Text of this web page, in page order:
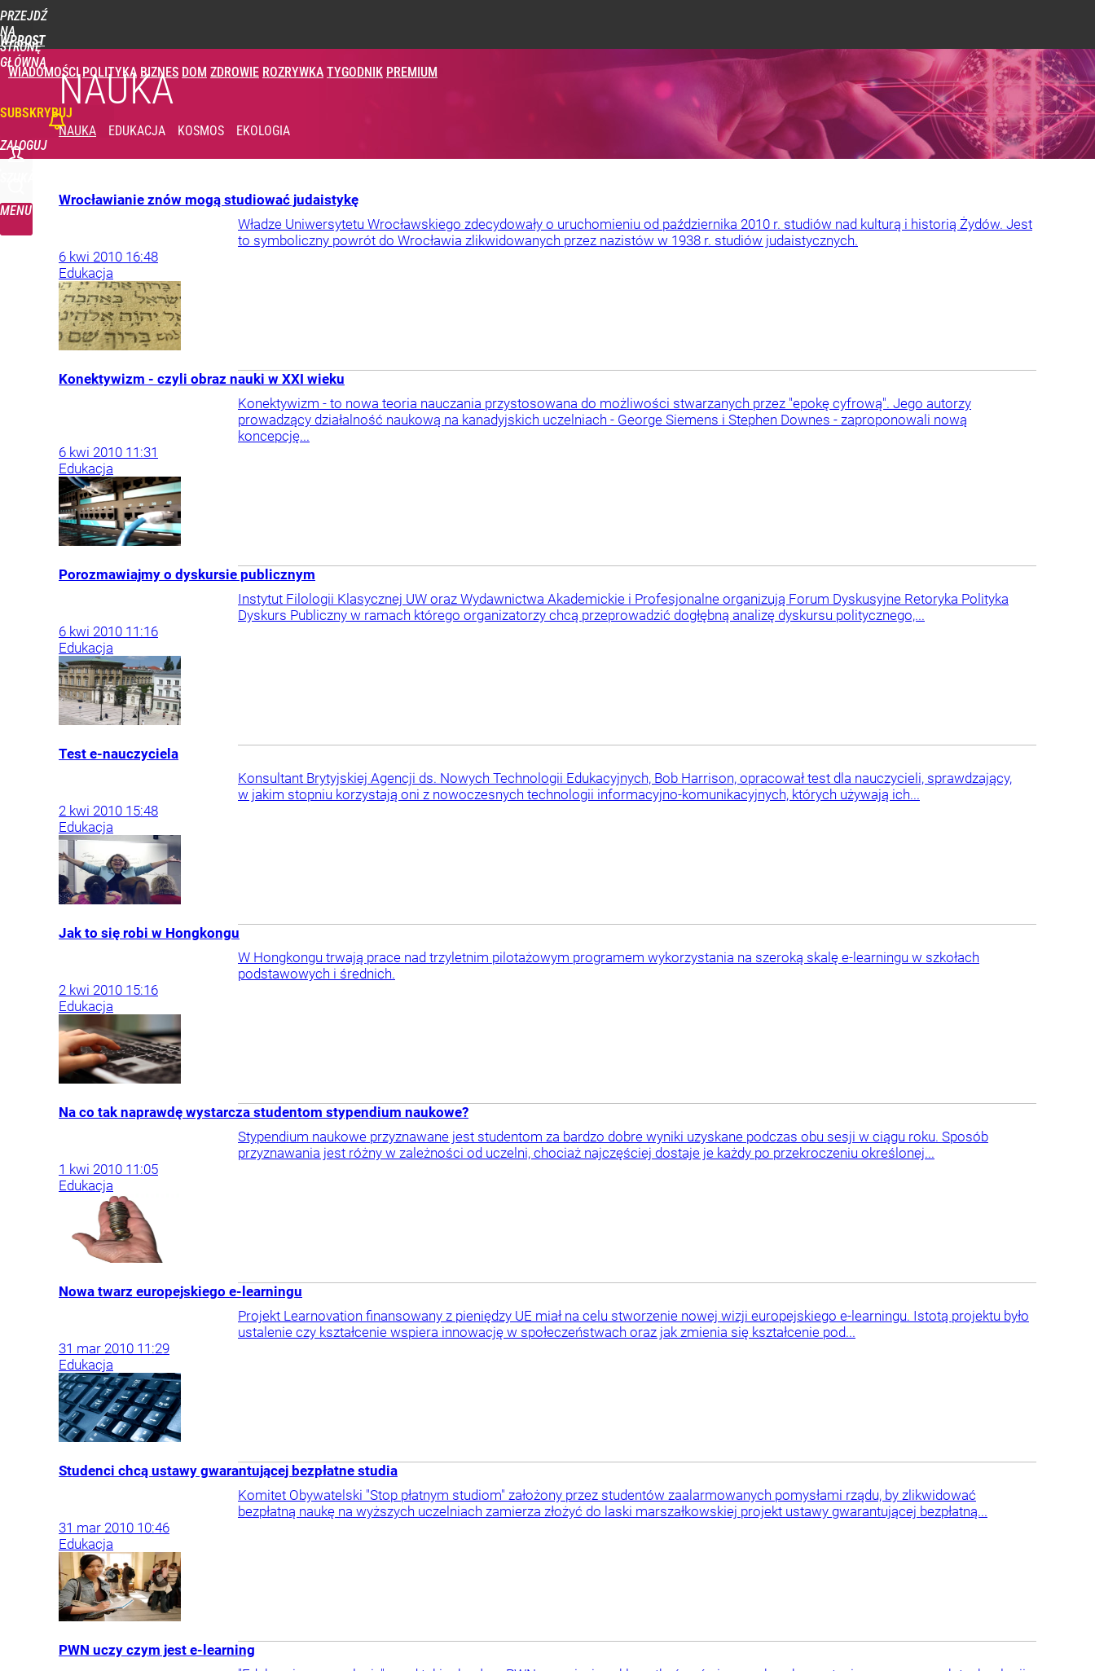
PRZEJDŹ
NA
STRONĘ
GŁÓWNĄ
WPROST
WIADOMOŚCI POLITYKA BIZNES DOM ZDROWIE ROZRYWKA TYGODNIK PREMIUM
SUBSKRYBUJ
ZALOGUJ
MENU
NAUKA
NAUKA EDUKACJA KOSMOS EKOLOGIA
Wrocławianie znów mogą studiować judaistykę
Władze Uniwersytetu Wrocławskiego zdecydowały o uruchomieniu od października 2010 r. studiów nad kulturą i historią Żydów. Jest
to symboliczny powrót do Wrocławia zlikwidowanych przez nazistów w 1938 r. studiów judaistycznych.
6 kwi 2010 16:48
Edukacja
Konektywizm - czyli obraz nauki w XXI wieku
Konektywizm - to nowa teoria nauczania przystosowana do możliwości stwarzanych przez "epokę cyfrową". Jego autorzy
prowadzący działalność naukową na kanadyjskich uczelniach - George Siemens i Stephen Downes - zaproponowali nową
koncepcję...
6 kwi 2010 11:31
Edukacja
Porozmawiajmy o dyskursie publicznym
Instytut Filologii Klasycznej UW oraz Wydawnictwa Akademickie i Profesjonalne organizują Forum Dyskusyjne Retoryka Polityka
Dyskurs Publiczny w ramach którego organizatorzy chcą przeprowadzić dogłębną analizę dyskursu politycznego,...
6 kwi 2010 11:16
Edukacja
Test e-nauczyciela
Konsultant Brytyjskiej Agencji ds. Nowych Technologii Edukacyjnych, Bob Harrison, opracował test dla nauczycieli, sprawdzający,
w jakim stopniu korzystają oni z nowoczesnych technologii informacyjno-komunikacyjnych, których używają ich...
2 kwi 2010 15:48
Edukacja
Jak to się robi w Hongkongu
W Hongkongu trwają prace nad trzyletnim pilotażowym programem wykorzystania na szeroką skalę e-learningu w szkołach
podstawowych i średnich.
2 kwi 2010 15:16
Edukacja
Na co tak naprawdę wystarcza studentom stypendium naukowe?
Stypendium naukowe przyznawane jest studentom za bardzo dobre wyniki uzyskane podczas obu sesji w ciągu roku. Sposób
przyznawania jest różny w zależności od uczelni, chociaż najczęściej dostaje je każdy po przekroczeniu określonej...
1 kwi 2010 11:05
Edukacja
Nowa twarz europejskiego e-learningu
Projekt Learnovation finansowany z pieniędzy UE miał na celu stworzenie nowej wizji europejskiego e-learningu. Istotą projektu było
ustalenie czy kształcenie wspiera innowację w społeczeństwach oraz jak zmienia się kształcenie pod...
31 mar 2010 11:29
Edukacja
Studenci chcą ustawy gwarantującej bezpłatne studia
Komitet Obywatelski "Stop płatnym studiom" założony przez studentów zaalarmowanych pomysłami rządu, by zlikwidować
bezpłatną naukę na wyższych uczelniach zamierza złożyć do laski marszałkowskiej projekt ustawy gwarantującej bezpłatną...
31 mar 2010 10:46
Edukacja
PWN uczy czym jest e-learning